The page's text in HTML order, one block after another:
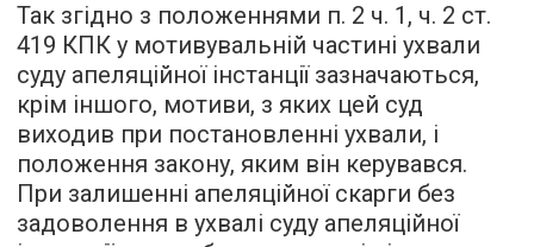
Так згідно з положеннями п. 2 ч. 1, ч. 2 ст.
419 КПК у мотивувальній частині ухвали
суду апеляційної інстанції зазначаються,
крім іншого, мотиви, з яких цей суд
виходив при постановленні ухвали, і
положення закону, яким він керувався.
При залишенні апеляційної скарги без
задоволення в ухвалі суду апеляційної